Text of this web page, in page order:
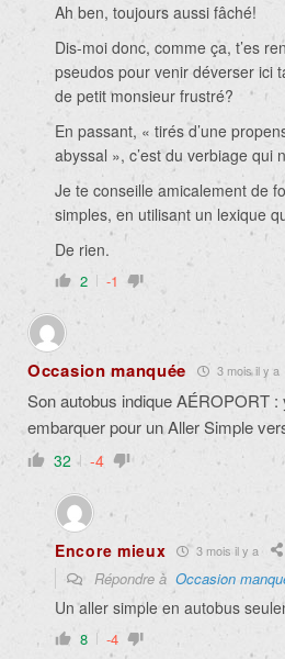
Ah ben, toujours aussi fâché!
Dis-moi donc, comme ça, t’es
pseudos pour venir déverser ici
de petit monsieur frustré?
En passant, « tirés d’une
abyssal », c’est du verbiage qui
Je te conseille amicalement de
simples, en utilisant un lexique
De rien.
2 -1
Occasion manquée 3 mois il y a
Son autobus indique AÉROPORT :
embarquer pour un Aller Simple
32 -4
Encore mieux 3 mois il y a
Répondre à Occasion
Un aller simple en autobus
8 -4